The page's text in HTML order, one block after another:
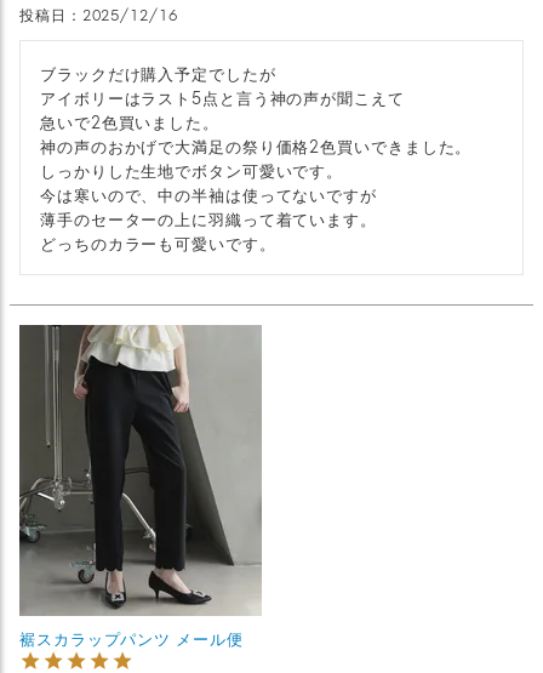
投稿日 2025/12/16
ブラックだけ購入予定でしたが
アイボリーはラスト5点と言う神の声が聞こえて
急いで2色買いました。
神の声のおかげで大満足の祭り価格2色買いできました。
しっかりした生地でボタン可愛いです。
今は寒いので、中の半袖は使ってないですが
薄手のセーターの上に羽織って着ています。
どっちのカラーも可愛いです。
裾スカラップパンツ メール便